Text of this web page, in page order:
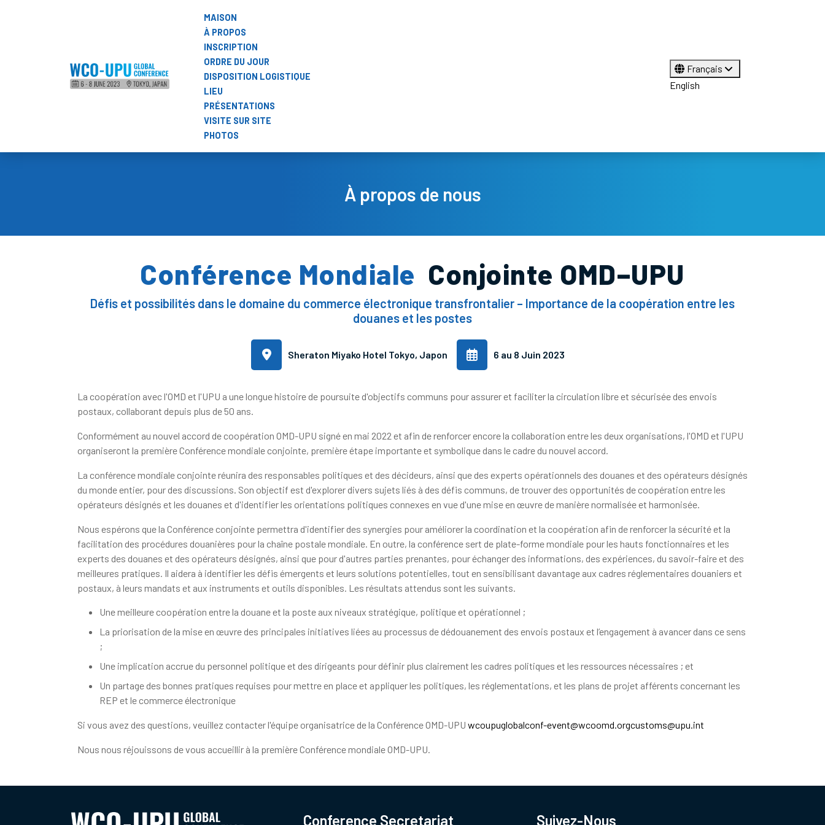
MAISON
À PROPOS
INSCRIPTION
ORDRE DU JOUR
DISPOSITION LOGISTIQUE
LIEU
PRÉSENTATIONS
VISITE SUR SITE
PHOTOS
Français
English
À propos de nous
Conférence Mondiale Conjointe OMD–UPU
Défis et possibilités dans le domaine du commerce électronique transfrontalier – Importance de la coopération entre les
douanes et les postes
Sheraton Miyako Hotel Tokyo, Japon 6 au 8 Juin 2023
La coopération avec l'OMD et l'UPU a une longue histoire de poursuite d'objectifs communs pour assurer et faciliter la circulation libre et sécurisée des envois
postaux, collaborant depuis plus de 50 ans.
Conformément au nouvel accord de coopération OMD-UPU signé en mai 2022 et afin de renforcer encore la collaboration entre les deux organisations, l'OMD et l'UPU
organiseront la première Conférence mondiale conjointe, première étape importante et symbolique dans le cadre du nouvel accord.
La conférence mondiale conjointe réunira des responsables politiques et des décideurs, ainsi que des experts opérationnels des douanes et des opérateurs désignés
du monde entier, pour des discussions. Son objectif est d'explorer divers sujets liés à des défis communs, de trouver des opportunités de coopération entre les
opérateurs désignés et les douanes et d'identifier les orientations politiques connexes en vue d'une mise en œuvre de manière normalisée et harmonisée.
Nous espérons que la Conférence conjointe permettra d'identifier des synergies pour améliorer la coordination et la coopération afin de renforcer la sécurité et la
facilitation des procédures douanières pour la chaîne postale mondiale. En outre, la conférence sert de plate-forme mondiale pour les hauts fonctionnaires et les
experts des douanes et des opérateurs désignés, ainsi que pour d'autres parties prenantes, pour échanger des informations, des expériences, du savoir-faire et des
meilleures pratiques. Il aidera à identifier les défis émergents et leurs solutions potentielles, tout en sensibilisant davantage aux cadres réglementaires douaniers et
postaux, à leurs mandats et aux instruments et outils disponibles. Les résultats attendus sont les suivants.
Une meilleure coopération entre la douane et la poste aux niveaux stratégique, politique et opérationnel ;
La priorisation de la mise en œuvre des principales initiatives liées au processus de dédouanement des envois postaux et l’engagement à avancer dans ce sens
;
Une implication accrue du personnel politique et des dirigeants pour définir plus clairement les cadres politiques et les ressources nécessaires ; et
Un partage des bonnes pratiques requises pour mettre en place et appliquer les politiques, les réglementations, et les plans de projet afférents concernant les
REP et le commerce électronique
Si vous avez des questions, veuillez contacter l'équipe organisatrice de la Conférence OMD-UPU wcoupuglobalconf-event@wcoomd.orgcustoms@upu.int
Nous nous réjouissons de vous accueillir à la première Conférence mondiale OMD-UPU.
Conference Secretariat Suivez-Nous